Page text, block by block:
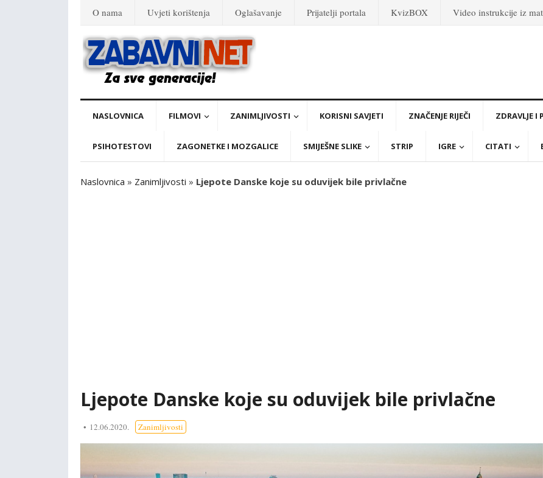
O nama Uvjeti korištenja Oglašavanje Prijatelji portala KvizBOX Video instrukcije iz
NASLOVNICA FILMOVI ZANIMLJIVOSTI KORISNI SAVJETI ZNAČENJE RIJEČI ZDRAVLJE I
PSIHOTESTOVI ZAGONETKE I MOZGALICE SMIJEŠNE SLIKE STRIP IGRE CITATI
Naslovnica » Zanimljivosti » Ljepote Danske koje su oduvijek bile privlačne
Ljepote Danske koje su oduvijek bile privlačne
12.06.2020. Zanimljivosti